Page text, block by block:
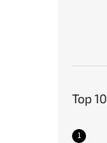
Top